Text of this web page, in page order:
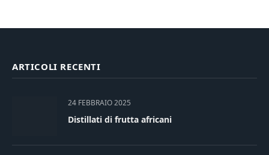
ARTICOLI RECENTI
24 FEBBRAIO 2025
Distillati di frutta africani